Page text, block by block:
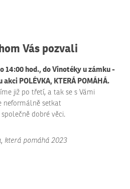
Vás pozvali
14:00 hod., do Vinotéky u zámku -
akci POLÉVKA, KTERÁ POMÁHÁ.
již po třetí, a tak se s Vámi
neformálně setkat
dobré věci.